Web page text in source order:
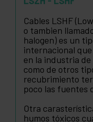
Cables LSHF
o tambien
halogen) es un
internacional
en la industria
como de otros
recubrimiento
poco las fuentes
Otra
humos tóxicos